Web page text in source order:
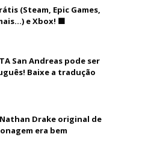
(Steam, Epic Games,
e Xbox! 🟩
San Andreas pode ser
Baixe a tradução
Drake original de
era bem